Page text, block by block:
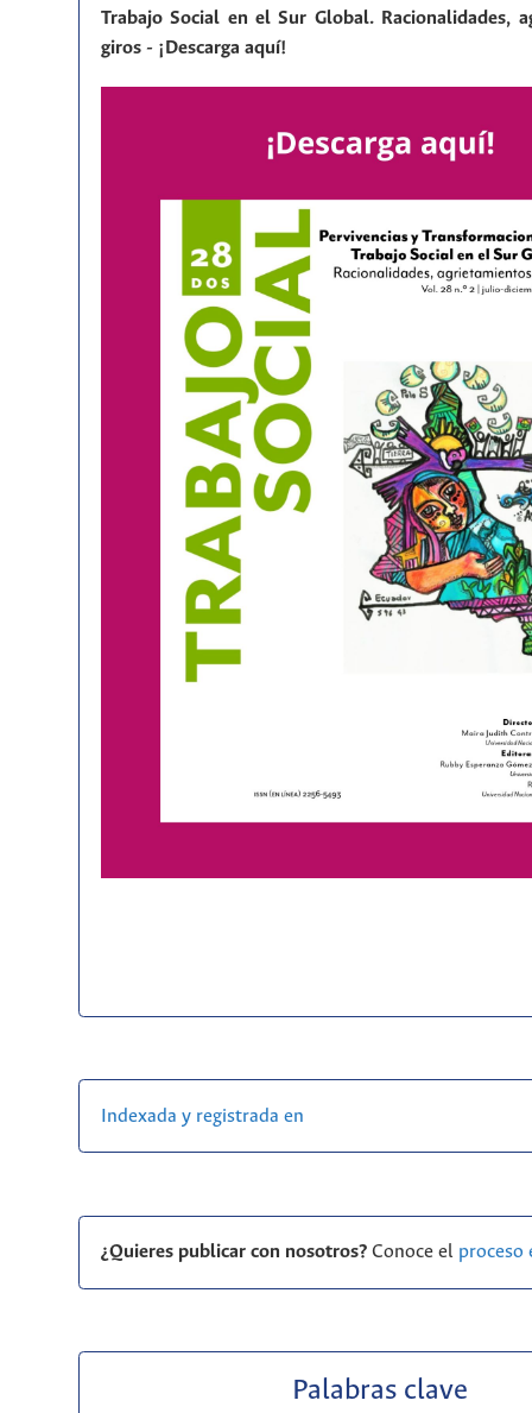
Trabajo Social en el Sur Global. Racionalidades,
giros - ¡Descarga aquí!
Indexada y registrada en
¿Quieres publicar con nosotros?Conoce el
Palabras clave